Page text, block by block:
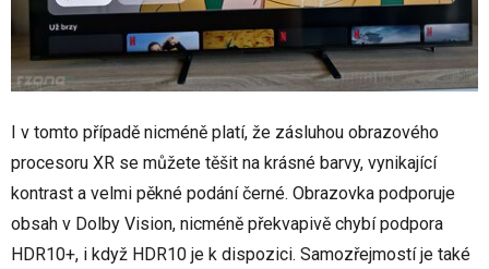
I v tomto případě nicméně platí, že zásluhou obrazového
procesoru XR se můžete těšit na krásné barvy, vynikající
kontrast a velmi pěkné podání černé. Obrazovka podporuje
obsah v Dolby Vision, nicméně překvapivě chybí podpora
HDR10+, i když HDR10 je k dispozici. Samozřejmostí je také